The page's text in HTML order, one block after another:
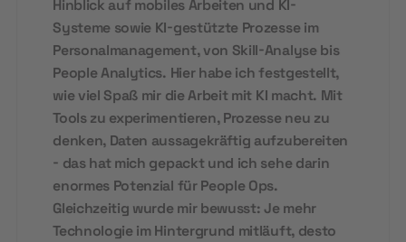
Hinblick auf mobiles Arbeiten und KI-
Systeme sowie KI-gestützte Prozesse im
Personalmanagement, von Skill-Analyse bis
People Analytics. Hier habe ich festgestellt,
wie viel Spaß mir die Arbeit mit KI macht. Mit
Tools zu experimentieren, Prozesse neu zu
denken, Daten aussagekräftig aufzubereiten
- das hat mich gepackt und ich sehe darin
enormes Potenzial für People Ops.
Gleichzeitig wurde mir bewusst: Je mehr
Technologie im Hintergrund mitläuft, desto